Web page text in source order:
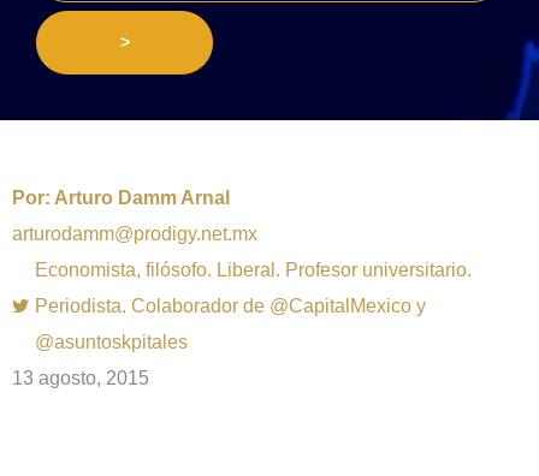
>
Por: Arturo Damm Arnal
arturodamm@prodigy.net.mx
Economista, filósofo. Liberal. Profesor universitario.
Periodista. Colaborador de @CapitalMexico y
@asuntoskpitales
13 agosto, 2015